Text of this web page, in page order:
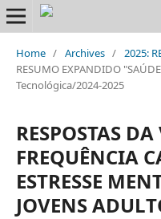
Home / Archives / 2025:
RESUMO EXPANDIDO
Tecnológica/2024-2025
RESPOSTAS
FREQUÊNCIA
ESTRESSE
JOVENS